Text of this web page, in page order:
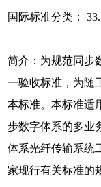
国际标准分类：
简介：为规范同步
一验收标准，为随
本标准。本标准适
步数字体系的多业
体系光纤传输系统
家现行有关标准的